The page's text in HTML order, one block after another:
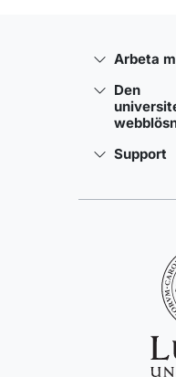
Arbeta
Den
Support